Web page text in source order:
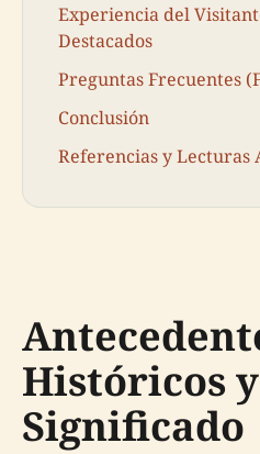
Experiencia del
Destacados
Preguntas Frecuentes
Conclusión
Referencias y Lecturas
Históricos y
Significado